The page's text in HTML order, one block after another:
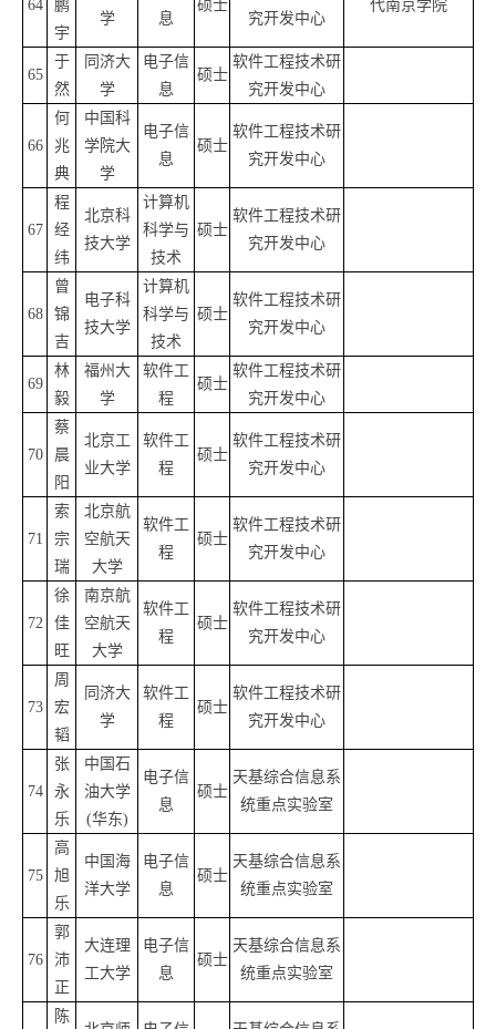
64
鹏
宇
学
息
硕士
究开发中心
代南京学院
65
于
然
同济大
学
电子信
息
硕士
软件工程技术研
究开发中心
66
何
兆
典
中国科
学院大
学
电子信
息
硕士
软件工程技术研
究开发中心
67
程
经
纬
北京科
技大学
计算机
科学与
技术
硕士
软件工程技术研
究开发中心
68
曾
锦
吉
电子科
技大学
计算机
科学与
技术
硕士
软件工程技术研
究开发中心
69
林
毅
福州大
学
软件工
程
硕士
软件工程技术研
究开发中心
70
蔡
晨
阳
北京工
业大学
软件工
程
硕士
软件工程技术研
究开发中心
71
索
宗
瑞
北京航
空航天
大学
软件工
程
硕士
软件工程技术研
究开发中心
72
徐
佳
旺
南京航
空航天
大学
软件工
程
硕士
软件工程技术研
究开发中心
73
周
宏
韬
同济大
学
软件工
程
硕士
软件工程技术研
究开发中心
74
张
永
乐
中国石
油大学
(华东)
电子信
息
硕士
天基综合信息系
统重点实验室
75
高
旭
乐
中国海
洋大学
电子信
息
硕士
天基综合信息系
统重点实验室
76
郭
沛
正
大连理
工大学
电子信
息
硕士
天基综合信息系
统重点实验室
陈